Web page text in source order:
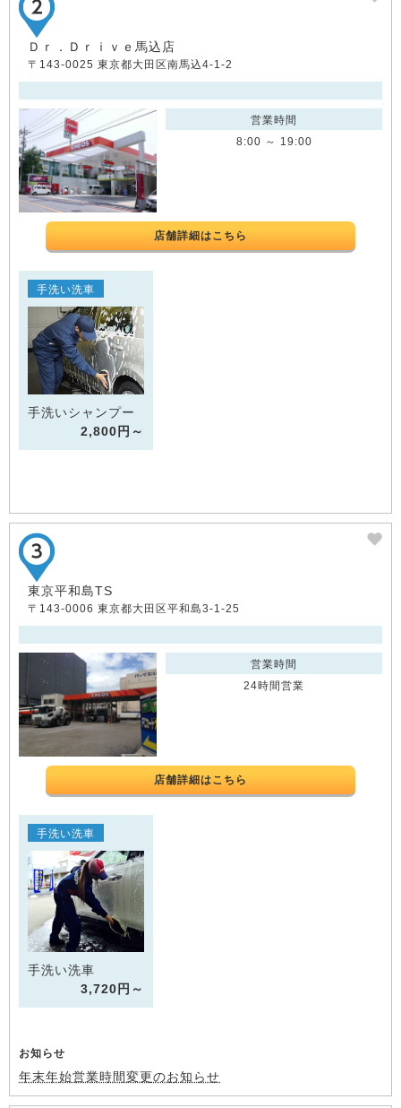
Ｄｒ．Ｄｒｉｖｅ馬込店
〒143-0025 東京都大田区南馬込4-1-2
営業時間
8:00 ～ 19:00
店舗詳細はこちら
手洗い洗車
手洗いシャンプー
2,800円～
東京平和島TS
〒143-0006 東京都大田区平和島3-1-25
営業時間
24時間営業
店舗詳細はこちら
手洗い洗車
手洗い洗車
3,720円～
お知らせ
年末年始営業時間変更のお知らせ